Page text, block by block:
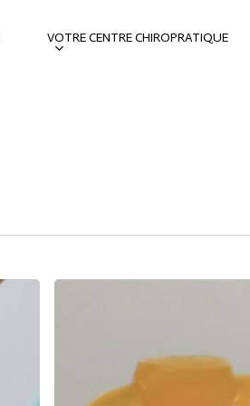
VOTRE CENTRE CHIROPRATIQUE